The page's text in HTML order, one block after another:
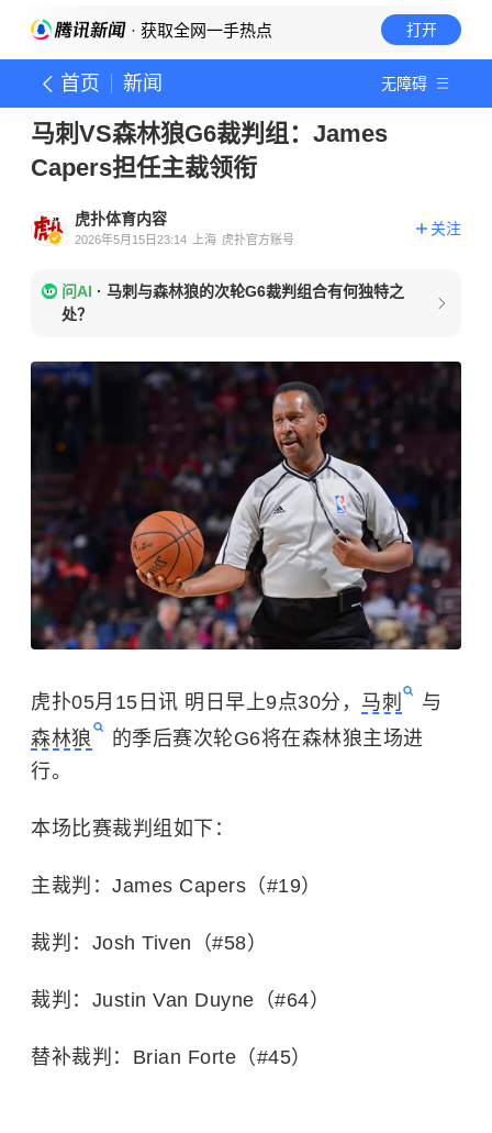
· 获取全网一手热点 打开
首页 新闻 无障碍
马刺VS森林狼G6裁判组：James
Capers担任主裁领衔
虎扑体育内容
2026年5月15日23:14 上海 虎扑官方账号
关注
问AI · 马刺与森林狼的次轮G6裁判组合有何独特之
处？
虎扑05月15日讯 明日早上9点30分， 马刺
与
森林狼
的季后赛次轮G6将在森林狼主场进
行。
本场比赛裁判组如下：
主裁判：James Capers（#19）
裁判：Josh Tiven（#58）
裁判：Justin Van Duyne（#64）
替补裁判：Brian Forte（#45）